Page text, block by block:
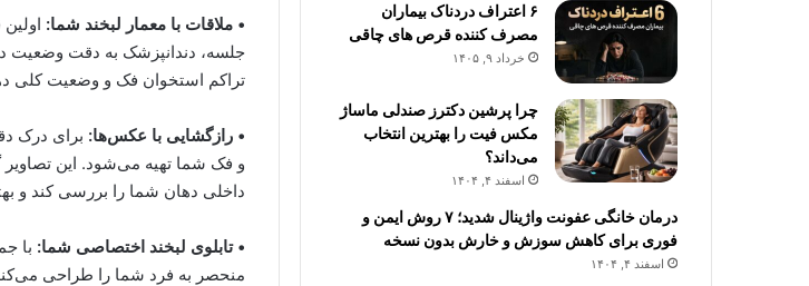
• ملاقات با معمار لبخند شما:
جلسه، دندانپزشک به دقت وضعیت
تراکم استخوان فک و وضعیت کلی
• رازگشایی با عکس‌ها: برای درک
و فک شما تهیه می‌شود. این تصاویر
داخلی دهان شما را بررسی کند و
• تابلوی لبخند اختصاصی شما: با
منحصر به فرد شما را طراحی
۶ اعتراف دردناک بیماران
مصرف کننده قرص های چاقی
خرداد ۹, ۱۴۰۵
چرا پرشین دکترز صندلی ماساژ
مکس فیت را بهترین انتخاب
می‌داند؟
اسفند ۴, ۱۴۰۴
درمان خانگی عفونت واژینال شدید؛ ۷ روش ایمن و
فوری برای کاهش سوزش و خارش بدون نسخه
اسفند ۴, ۱۴۰۴